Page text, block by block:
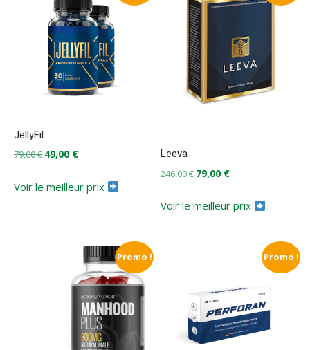
JellyFil
79,00€ Le
initial
49,00 €Le
actuel
Voir le meilleur prix
Leeva
246,00€ Le
initial
79,00 €Le
actuel
Voir le meilleur prix
Promo ! Promo !